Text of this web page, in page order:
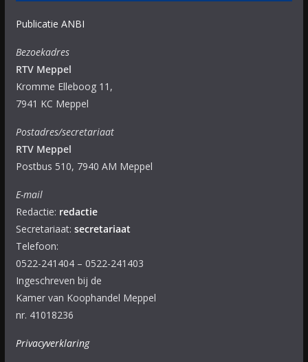
Publicatie ANBI
Bezoekadres
RTV Meppel
Kromme Elleboog 11,
7941 KC Meppel
Postadres/secretariaat
RTV Meppel
Postbus 510, 7940 AM Meppel
E-mail
Redactie: redactie
Secretariaat: secretariaat
Telefoon:
0522-241404 – 0522-241403
Ingeschreven bij de
Kamer van Koophandel Meppel
nr. 41018236
Privacyverklaring